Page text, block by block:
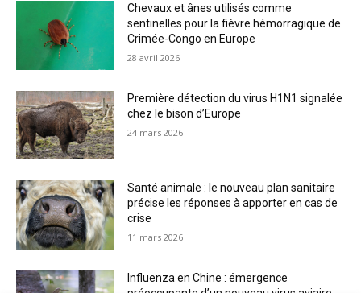
Chevaux et ânes utilisés comme
sentinelles pour la fièvre hémorragique de
Crimée-Congo en Europe
28 avril 2026
Première détection du virus H1N1 signalée
chez le bison d’Europe
24 mars 2026
Santé animale : le nouveau plan sanitaire
précise les réponses à apporter en cas de
crise
11 mars 2026
Influenza en Chine : émergence